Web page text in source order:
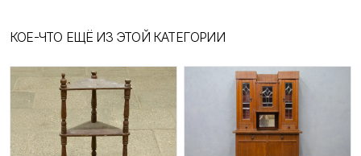
КОЕ-ЧТО ЕЩЁ ИЗ ЭТОЙ КАТЕГОРИИ